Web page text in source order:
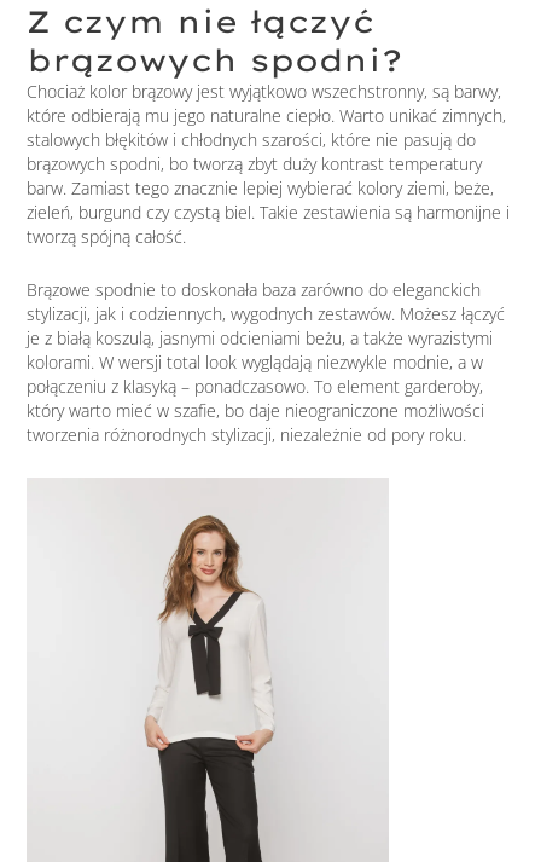
Z czym nie łączyć
brązowych spodni?
Chociaż kolor brązowy jest wyjątkowo wszechstronny, są barwy,
które odbierają mu jego naturalne ciepło. Warto unikać zimnych,
stalowych błękitów i chłodnych szarości, które nie pasują do
brązowych spodni, bo tworzą zbyt duży kontrast temperatury
barw. Zamiast tego znacznie lepiej wybierać kolory ziemi, beże,
zieleń, burgund czy czystą biel. Takie zestawienia są harmonijne i
tworzą spójną całość.
Brązowe spodnie to doskonała baza zarówno do eleganckich
stylizacji, jak i codziennych, wygodnych zestawów. Możesz łączyć
je z białą koszulą, jasnymi odcieniami beżu, a także wyrazistymi
kolorami. W wersji total look wyglądają niezwykle modnie, a w
połączeniu z klasyką – ponadczasowo. To element garderoby,
który warto mieć w szafie, bo daje nieograniczone możliwości
tworzenia różnorodnych stylizacji, niezależnie od pory roku.